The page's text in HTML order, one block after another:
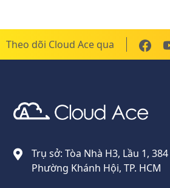
Theo dõi Cloud Ace qua
Trụ sở: Tòa Nhà H3, Lầu 1,
Phường Khánh Hội, TP. HCM